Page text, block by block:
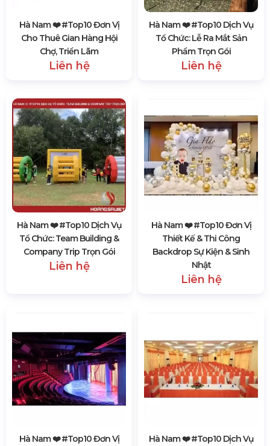
Hà Nam ❤️️ #top10 Đơn Vị
Cho Thuê Gian Hàng Hội
Chợ, Triển Lãm
Liên hệ
Hà Nam ❤️️ #top10 Dịch Vụ
Tổ Chức: Lễ Ra Mắt Sản
Phẩm Trọn Gói
Liên hệ
Hà Nam ❤️️ #top10 Dịch Vụ
Tổ Chức: Team Building &
Company Trip Trọn Gói
Liên hệ
Hà Nam ❤️️ #top10 Đơn Vị
Thiết Kế & Thi Công
Backdrop Sự Kiện & Sinh
Nhật
Liên hệ
Hà Nam ❤️️ #top10 Đơn Vị Hà Nam ❤️️ #top10 Dịch Vụ